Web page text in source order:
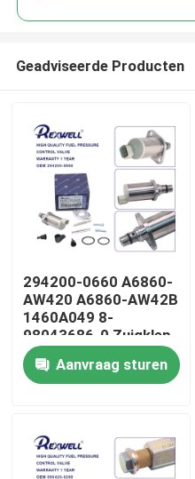
Huis
Video's
Geadviseerde Producten
294200-0660 A6860-
AW420 A6860-AW42B
1460A049 8-
98043686-0 Zuigklep
voor Nissan Almera
Navara NP300 X-Trail
Primera Mitsubishi
Aanvraag sturen